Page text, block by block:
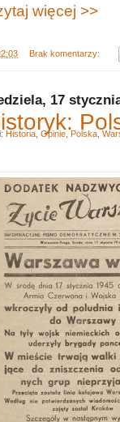
więcej >>
Brak komentarzy:
17
Historia Opinie Polska